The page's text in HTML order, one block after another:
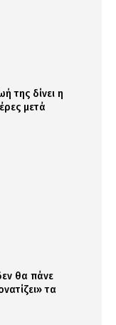
της δίνει η
μετά
θα πάνε
τα